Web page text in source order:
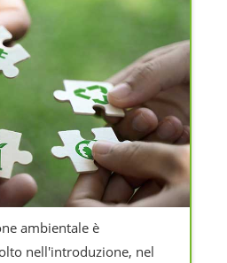
ambientale è
nell'introduzione, nel